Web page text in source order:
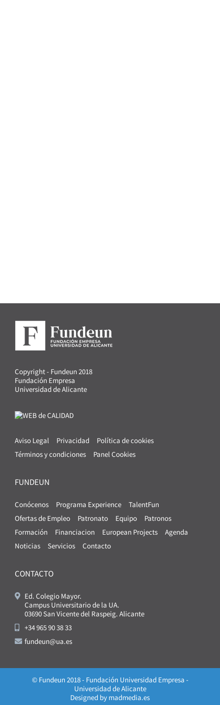
Copyright - Fundeun 2018
Fundación Empresa
Universidad de Alicante
Aviso Legal Privacidad
Política de cookies
Términos y condiciones
Panel Cookies
FUNDEUN
Conócenos Programa Experience
TalentFun
Ofertas de Empleo
Patronato Equipo
Patronos
Formación
Financiacion European Projects
Agenda
Noticias
Servicios Contacto
CONTACTO
Ed. Colegio Mayor.
Campus Universitario de la UA.
03690 San Vicente del Raspeig. Alicante
+34 965 90 38 33
fundeun@ua.es
© Fundeun 2018 - Fundación Universidad Empresa -
Universidad de Alicante
Designed by madmedia.es